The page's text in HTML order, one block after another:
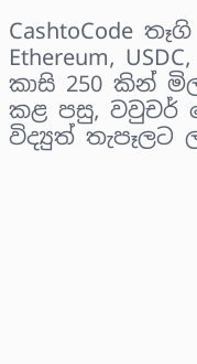
CashtoCode
Ethereum,
කාසි 250 කින්
කළ පසු,
විද්‍යුත් තැපෑලට